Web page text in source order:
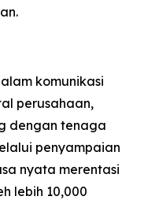
komunikasi
perusahaan,
dengan tenaga
penyampaian
nyata merentasi
lebih 10,000